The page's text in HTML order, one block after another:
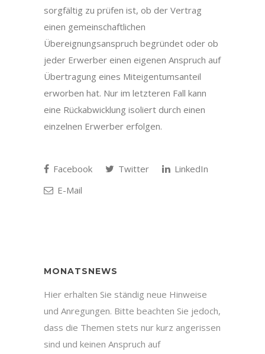
sorgfältig zu prüfen ist, ob der Vertrag
einen gemeinschaftlichen
Übereignungsanspruch begründet oder ob
jeder Erwerber einen eigenen Anspruch auf
Übertragung eines Miteigentumsanteil
erworben hat. Nur im letzteren Fall kann
eine Rückabwicklung isoliert durch einen
einzelnen Erwerber erfolgen.
Facebook Twitter
LinkedIn
E-Mail
MONATSNEWS
Hier erhalten Sie ständig neue Hinweise
und Anregungen. Bitte beachten Sie jedoch,
dass die Themen stets nur kurz angerissen
sind und keinen Anspruch auf